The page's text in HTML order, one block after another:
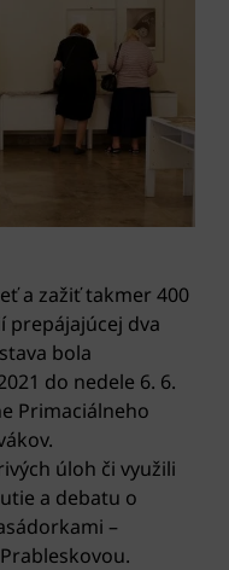
a zažiť takmer 400
prepájajúcej dva
bola
do nedele 6. 6.
Primaciálneho
úloh či využili
a debatu o
–